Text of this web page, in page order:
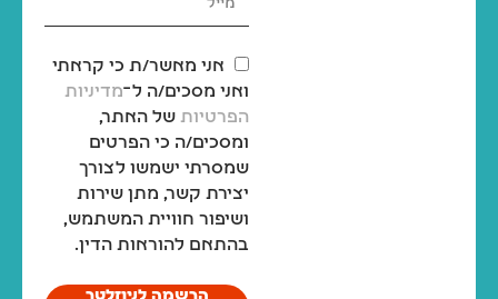
אני מאשר/ת כי קראתי
ואני מסכים/ה ל־מדיניות
הפרטיות של האתר,
ומסכים/ה כי הפרטים
שמסרתי ישמשו לצורך
יצירת קשר, מתן שירות
ושיפור חוויית המשתמש,
בהתאם להוראות הדין.